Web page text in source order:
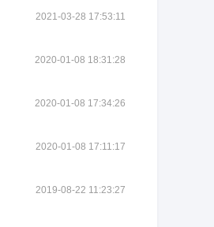
2021-03-28 17:53:11
2020-01-08 18:31:28
2020-01-08 17:34:26
2020-01-08 17:11:17
2019-08-22 11:23:27